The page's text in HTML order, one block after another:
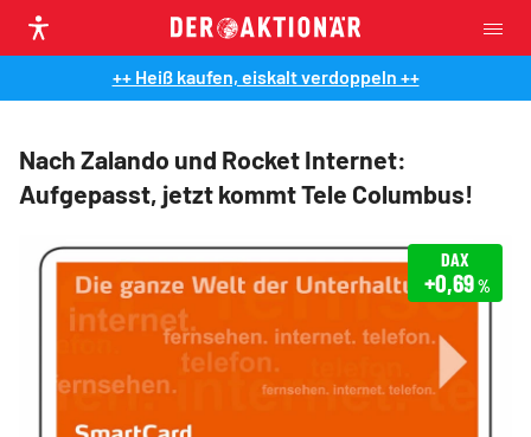
++ Heiß kaufen, eiskalt verdoppeln ++
Nach Zalando und Rocket Internet:
Aufgepasst, jetzt kommt Tele Columbus!
DAX
+0,69%